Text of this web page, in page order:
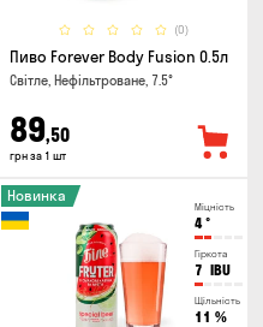
(0)
Пиво Forever Body Fusion 0.5л
Світле, Нефільтроване, 7.5°
89,50
грн за 1 шт
Міцність
4°
Гіркота
7 IBU
Щільність
11 %
Новинка